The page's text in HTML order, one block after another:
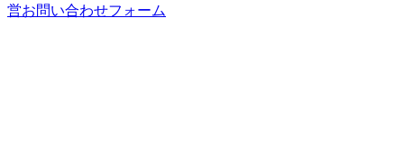
営お問い合わせフォーム